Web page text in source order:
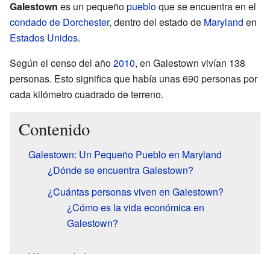
Galestown es un pequeñopuebloque se encuentra en el
condado de Dorchester, dentro del estado de Maryland en
Estados Unidos.
Según el censo del año2010, en Galestown vivían 138
personas. Esto significa que había unas 690 personas por
cada kilómetro cuadrado de terreno.
Contenido
Galestown: Un Pequeño Pueblo en Maryland
¿Dónde se encuentra Galestown?
¿Cuántas personas viven en Galestown?
¿Cómo es la vida económica en
Galestown?